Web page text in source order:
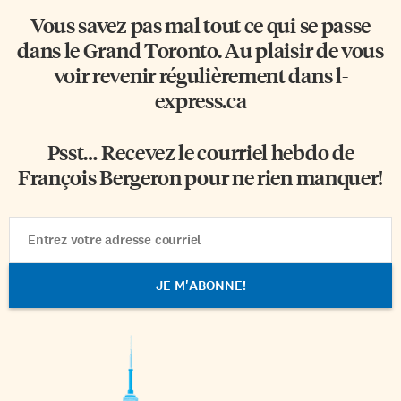
Vous savez pas mal tout ce qui se passe
dans le Grand Toronto. Au plaisir de vous
voir revenir régulièrement dans l-
express.ca
Psst… Recevez le courriel hebdo de
François Bergeron pour ne rien manquer!
Address